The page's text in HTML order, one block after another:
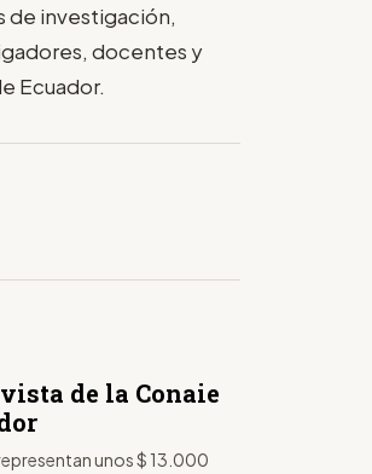
de investigación,
docentes y
Ecuador.
de la Conaie
unos $ 13.000